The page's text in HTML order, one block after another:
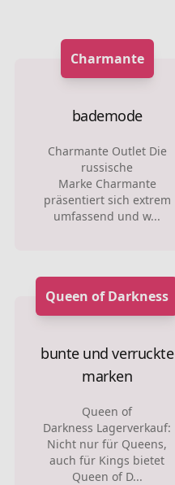
Charmante
bademode
Charmante Outlet Die
russische
Marke Charmante
präsentiert sich extrem
umfassend und w...
Queen of Darkness
bunte und verruckte
marken
Queen of
Darkness Lagerverkauf:
Nicht nur für Queens,
auch für Kings bietet
Queen of D...